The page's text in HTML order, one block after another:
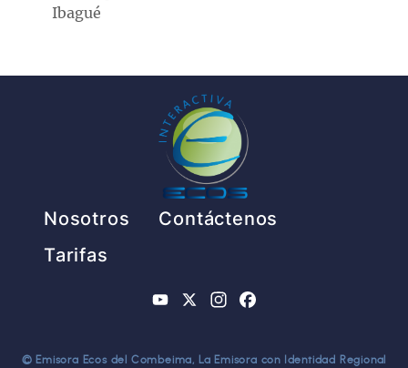
Ibagué
Pie de página
Nosotros
Contáctenos
Tarifas
YouTube
X Instagram
© Emisora Ecos del Combeima, La Emisora con Identidad Regional